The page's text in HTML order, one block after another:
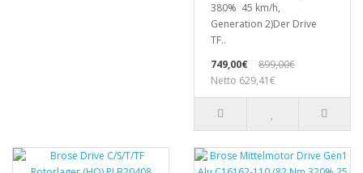
380% 45 km/h,
Generation 2)Der Drive
TF..
749,00€
899,00€
Netto 629,41€